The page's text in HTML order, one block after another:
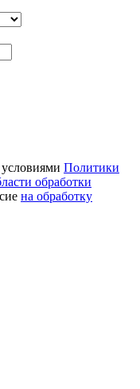
Политики
обработки
на обработку